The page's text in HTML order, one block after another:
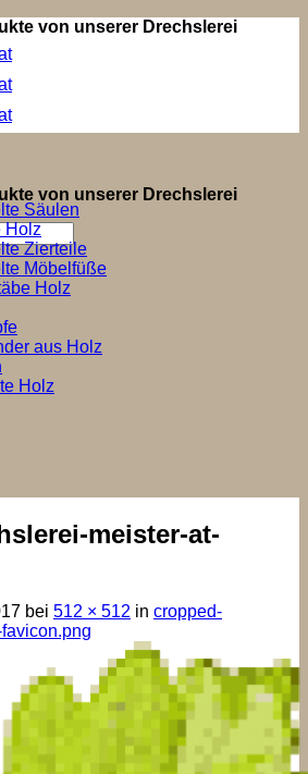
von unserer Drechslerei
von unserer Drechslerei
Säulen
Holz
Zierteile
Möbelfüße
Holz
aus Holz
Holz
meister-at-
bei 512 × 512 in cropped-